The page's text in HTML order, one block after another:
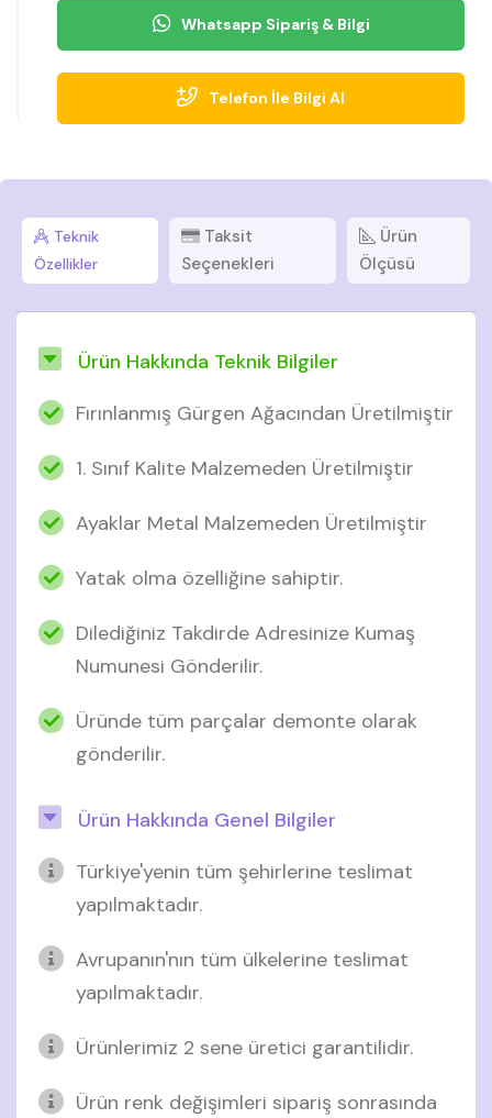
Whatsapp Sipariş & Bilgi
Telefon İle Bilgi Al
Teknik
Özellikler
Taksit
Seçenekleri
Ürün
Ölçüsü
Ürün Hakkında Teknik Bilgiler
Fırınlanmış Gürgen Ağacından Üretilmiştir
1. Sınıf Kalite Malzemeden Üretilmiştir
Ayaklar Metal Malzemeden Üretilmiştir
Yatak olma özelliğine sahiptir.
Dilediğiniz Takdirde Adresinize Kumaş
Numunesi Gönderilir.
Üründe tüm parçalar demonte olarak
gönderilir.
Ürün Hakkında Genel Bilgiler
Türkiye'yenin tüm şehirlerine teslimat
yapılmaktadır.
Avrupanın'nın tüm ülkelerine teslimat
yapılmaktadır.
Ürünlerimiz 2 sene üretici garantilidir.
Ürün renk değişimleri sipariş sonrasında